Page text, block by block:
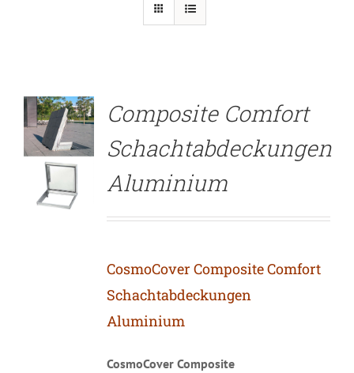
Composite Comfort
Schachtabdeckungen
Aluminium
CosmoCover Composite Comfort
Schachtabdeckungen
Aluminium
CosmoCover Composite